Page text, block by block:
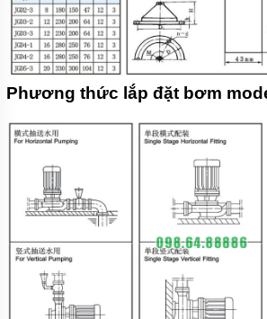
Phương thức lắp đặt bơm